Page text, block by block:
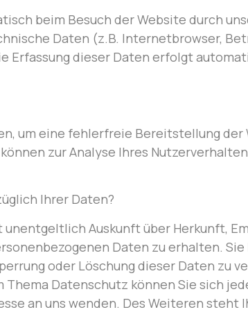
beim Besuch der Website durch
Daten (z.B. Internetbrowser,
Erfassung dieser Daten erfolgt
um eine fehlerfreie Bereitstellung der
zur Analyse Ihres
Ihrer Daten?
Auskunft über Herkunft,
Daten zu erhalten. Sie
oder Löschung dieser Daten zu
Thema Datenschutz können Sie sich
an uns wenden. Des Weiteren steht